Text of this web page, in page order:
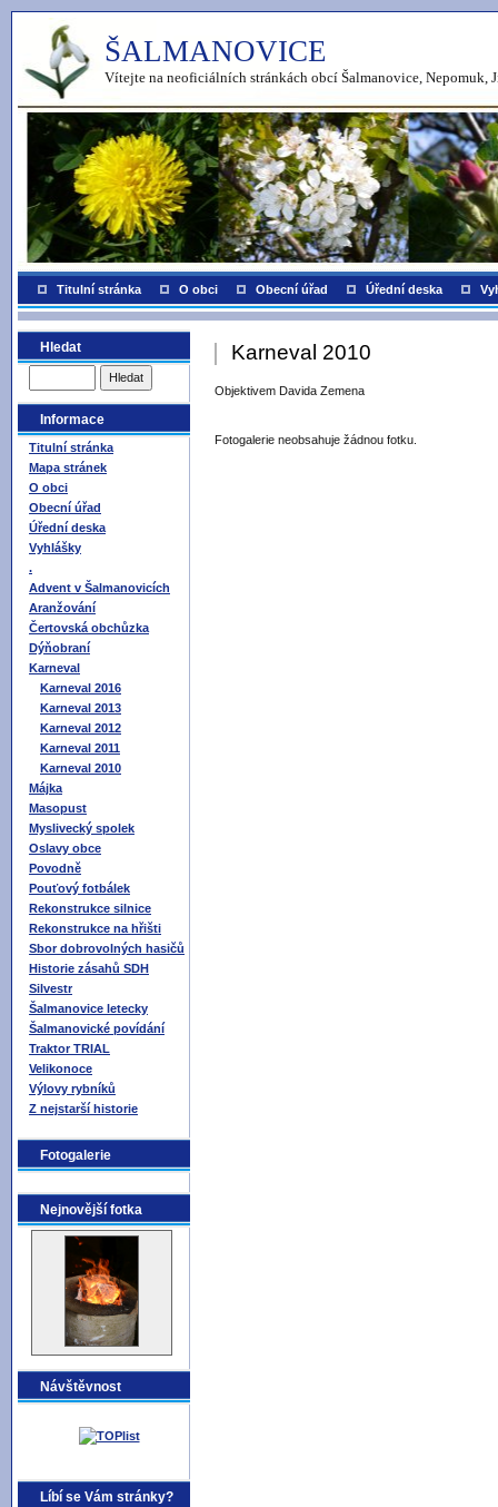
ŠALMANOVICE
Vítejte na neoficiálních stránkách obcí Šalmanovice, Nepomuk,
Titulní stránka O obci Obecní úřad Úřední deska
Hledat
Informace
Titulní stránka
Mapa stránek
O obci
Obecní úřad
Úřední deska
Vyhlášky
.
Advent v Šalmanovicích
Aranžování
Čertovská obchůzka
Dýňobraní
Karneval
Karneval 2016
Karneval 2013
Karneval 2012
Karneval 2011
Karneval 2010
Májka
Masopust
Myslivecký spolek
Oslavy obce
Povodně
Pouťový fotbálek
Rekonstrukce silnice
Rekonstrukce na hřišti
Sbor dobrovolných hasičů
Historie zásahů SDH
Silvestr
Šalmanovice letecky
Šalmanovické povídání
Traktor TRIAL
Velikonoce
Výlovy rybníků
Z nejstarší historie
Fotogalerie
Nejnovější fotka
Návštěvnost
Líbí se Vám stránky?
Karneval 2010
Objektivem Davida Zemena
Fotogalerie neobsahuje žádnou fotku.